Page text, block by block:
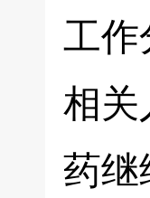
工作
相
药继